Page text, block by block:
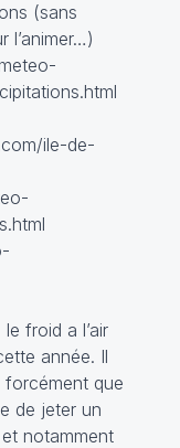
(sans
l’animer…)
ile-de-
froid a l’air
année. Il
forcément que
de jeter un
et notamment